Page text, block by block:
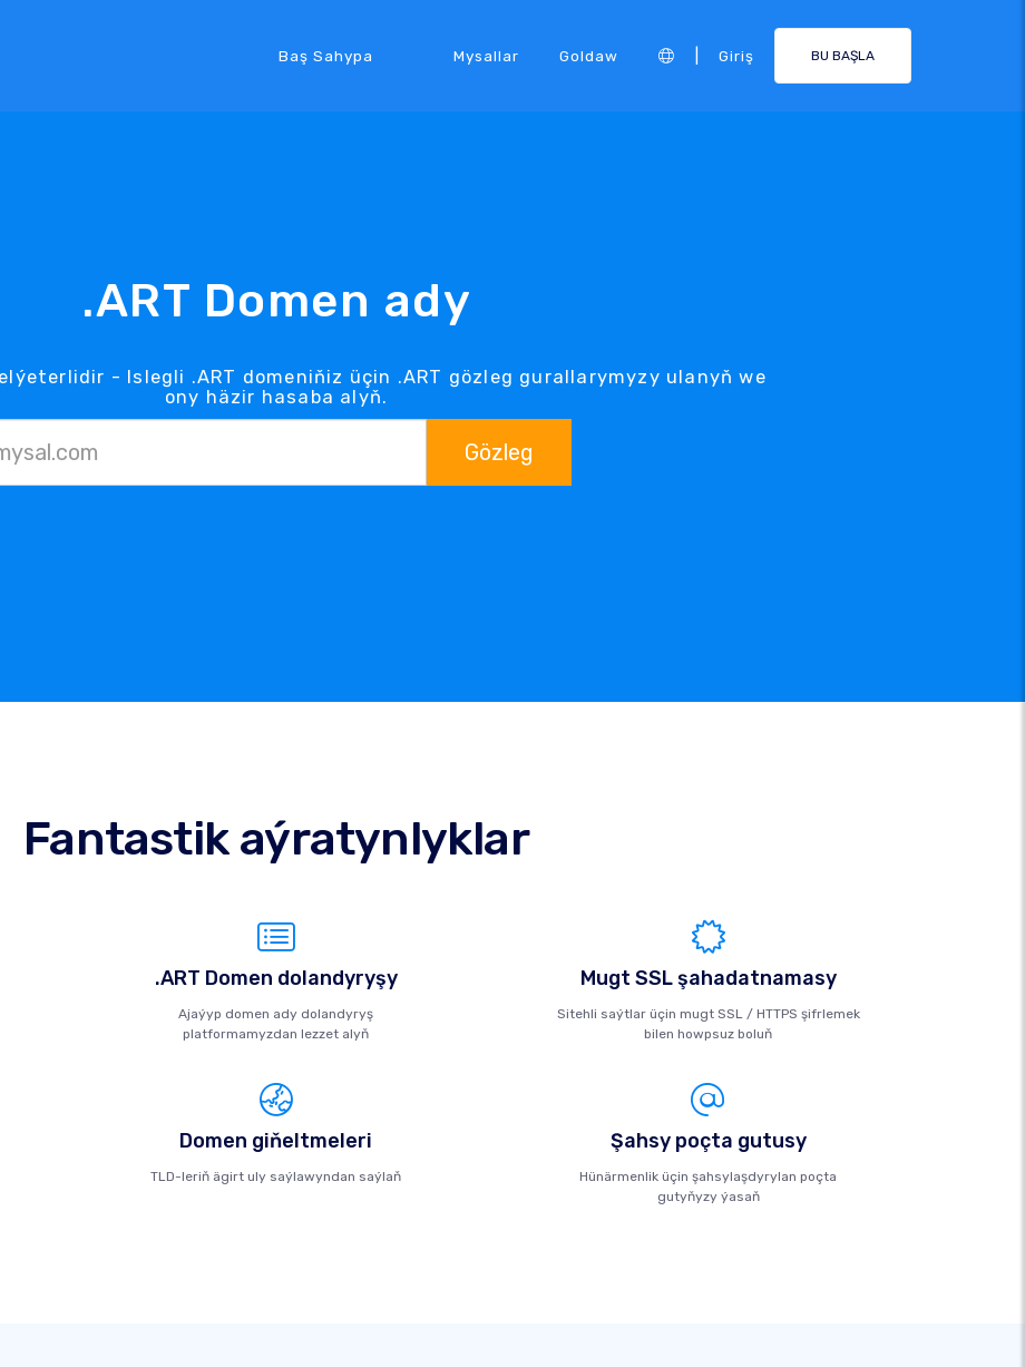
Baş Sahypa Mysallar Goldaw Giriş BU BAŞLA
.ART Domen ady
- Islegli .ART domeniňiz üçin .ART gözleg gurallarymyzy ulanyň we
ony häzir hasaba alyň.
Gözleg
Fantastik aýratynlyklar
.ART Domen dolandyryşy
Ajaýyp domen ady dolandyryş
platformamyzdan lezzet alyň
Mugt SSL şahadatnamasy
Sitehli saýtlar üçin mugt SSL / HTTPS şifrlemek
bilen howpsuz boluň
Domen giňeltmeleri
TLD-leriň ägirt uly saýlawyndan saýlaň
Şahsy poçta gutusy
Hünärmenlik üçin şahsylaşdyrylan poçta
gutyňyzy ýasaň